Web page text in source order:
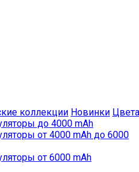
коллекции Новинки Цвета
до 4000 mAh
от 4000 mAh до 6000
от 6000 mAh